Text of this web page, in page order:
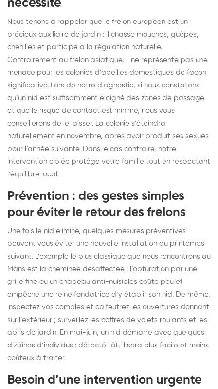
nécessité
Nous tenons à rappeler que le frelon européen est un
précieux auxiliaire de jardin : il chasse mouches, guêpes,
chenilles et participe à la régulation naturelle.
Contrairement au frelon asiatique, il ne représente pas une
menace pour les colonies d’abeilles domestiques de façon
significative. Lors de notre diagnostic, si nous constatons
qu’un nid est suffisamment éloigné des zones de passage
et que le risque de contact est minime, nous vous
conseillerons de le laisser. La colonie s’éteindra
naturellement en novembre, après avoir produit ses sexués
pour l’année suivante. Dans le cas contraire, notre
intervention ciblée protège votre famille tout en respectant
l’équilibre local.
Prévention : des gestes simples
pour éviter le retour des frelons
Une fois le nid éliminé, quelques mesures préventives
peuvent vous éviter une nouvelle installation au printemps
suivant. L’exemple le plus classique que nous rencontrons au
Mans est la cheminée désaffectée : l’obturation par une
grille fine ou un chapeau anti-nuisibles coûte peu et
empêche une reine fondatrice d’y établir son nid. De même,
inspectez vos combles et calfeutrez les ouvertures donnant
sur l’extérieur ; surveillez les coffres de volets roulants et les
abris de jardin. En mai-juin, un nid démarre avec quelques
dizaines d’individus : détecté tôt, il sera plus facile et moins
coûteux à traiter.
Besoin d’une intervention urgente